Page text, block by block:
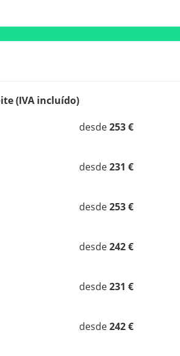
(IVA incluído)
desde253 €
desde231 €
desde253 €
desde242 €
desde231 €
desde242 €